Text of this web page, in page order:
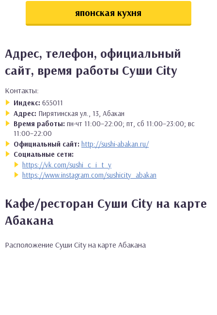
японская кухня
Адрес, телефон, официальный
сайт, время работы Суши City
Контакты:
Индекс: 655011
Адрес: Пирятинская ул., 13, Абакан
Время работы: пн-чт 11:00–22:00; пт, сб 11:00–23:00; вс
11:00–22:00
Официальный сайт: http://sushi-abakan.ru/
Социальные сети:
https://vk.com/sushi_c_i_t_y
https://www.instagram.com/sushicity_abakan
Кафе/ресторан Суши City на карте
Абакана
Расположение Суши City на карте Абакана